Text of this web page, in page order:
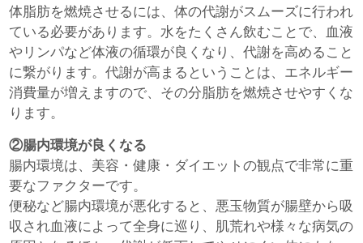
体脂肪を燃焼させるには、体の代謝がスムーズに行われ
ている必要があります。水をたくさん飲むことで、血液
やリンパなど体液の循環が良くなり、代謝を高めること
に繋がります。代謝が高まるということは、エネルギー
消費量が増えますので、その分脂肪を燃焼させやすくな
ります。
②腸内環境が良くなる
腸内環境は、美容・健康・ダイエットの観点で非常に重
要なファクターです。
便秘など腸内環境が悪化すると、悪玉物質が腸壁から吸
収され血液によって全身に巡り、肌荒れや様々な病気の